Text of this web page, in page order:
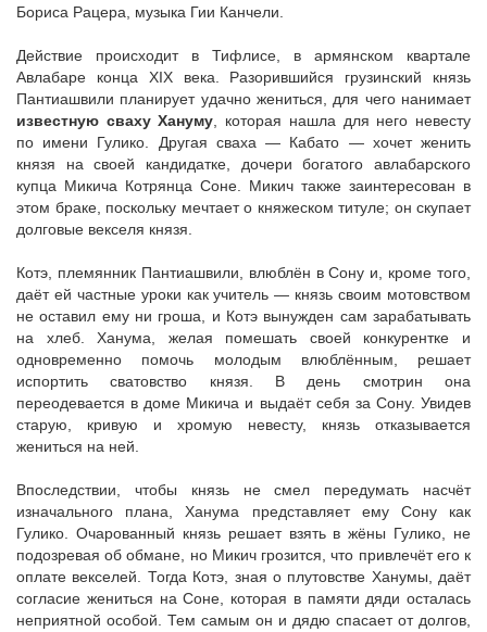
Бориса Рацера, музыка Гии Канчели.
Действие происходит в Тифлисе, в армянском квартале
Авлабаре конца XIX века. Разорившийся грузинский князь
Пантиашвили планирует удачно жениться, для чего нанимает
известную сваху Хануму , которая нашла для него невесту
по имени Гулико. Другая сваха — Кабато — хочет женить
князя на своей кандидатке, дочери богатого авлабарского
купца Микича Котрянца Соне. Микич также заинтересован в
этом браке, поскольку мечтает о княжеском титуле; он скупает
долговые векселя князя.
Котэ, племянник Пантиашвили, влюблён в Сону и, кроме того,
даёт ей частные уроки как учитель — князь своим мотовством
не оставил ему ни гроша, и Котэ вынужден сам зарабатывать
на хлеб. Ханума, желая помешать своей конкурентке и
одновременно помочь молодым влюблённым, решает
испортить сватовство князя. В день смотрин она
переодевается в доме Микича и выдаёт себя за Сону. Увидев
старую, кривую и хромую невесту, князь отказывается
жениться на ней.
Впоследствии, чтобы князь не смел передумать насчёт
изначального плана, Ханума представляет ему Сону как
Гулико. Очарованный князь решает взять в жёны Гулико, не
подозревая об обмане, но Микич грозится, что привлечёт его к
оплате векселей. Тогда Котэ, зная о плутовстве Ханумы, даёт
согласие жениться на Соне, которая в памяти дяди осталась
неприятной особой. Тем самым он и дядю спасает от долгов,